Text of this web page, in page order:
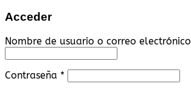
Acceder
Nombre de usuario o correo electrónico
Contraseña *Obligatorio